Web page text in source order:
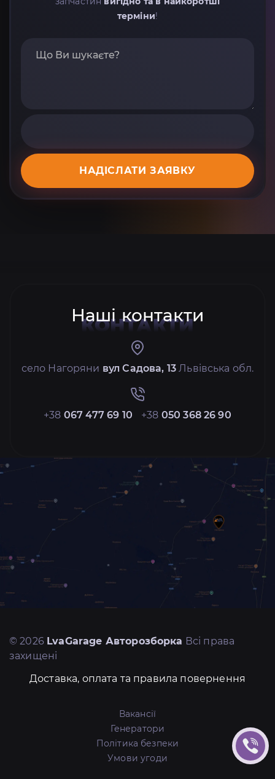
терміни!
НАДІСЛАТИ ЗАЯВКУ
Наші контакти
КОНТАКТИ
село Нагоряни вул Садова, 13 Львівська обл.
+38 067 477 69 10 +38 050 368 26 90
© 2026 LvaGarage Авторозборка Всі права
захищені
Доставка, оплата та правила повернення
Вакансії
Генератори
Політика безпеки
Умови угоди